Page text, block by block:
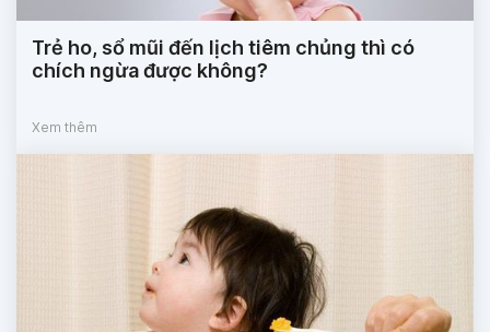
Trẻ ho, sổ mũi đến lịch tiêm chủng thì có
chích ngừa được không?
Xem thêm